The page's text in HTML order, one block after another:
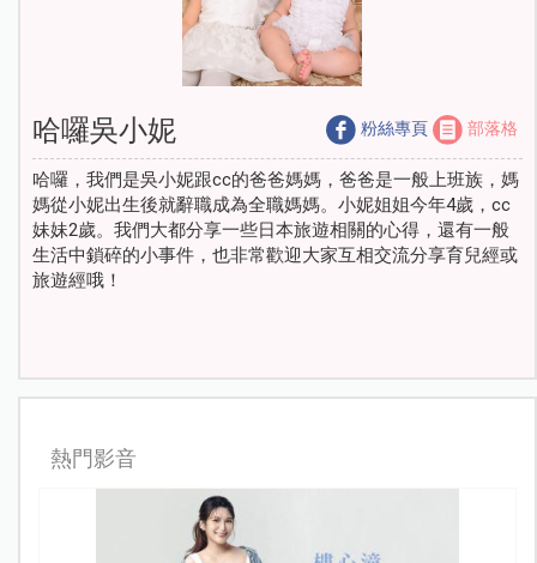
哈囉吳小妮 粉絲專頁 部落格
哈囉，我們是吳小妮跟cc的爸爸媽媽，爸爸是一般上班族，媽
媽從小妮出生後就辭職成為全職媽媽。小妮姐姐今年4歲，cc
妹妹2歲。我們大都分享一些日本旅遊相關的心得，還有一般
生活中鎖碎的小事件，也非常歡迎大家互相交流分享育兒經或
旅遊經哦！
熱門影音